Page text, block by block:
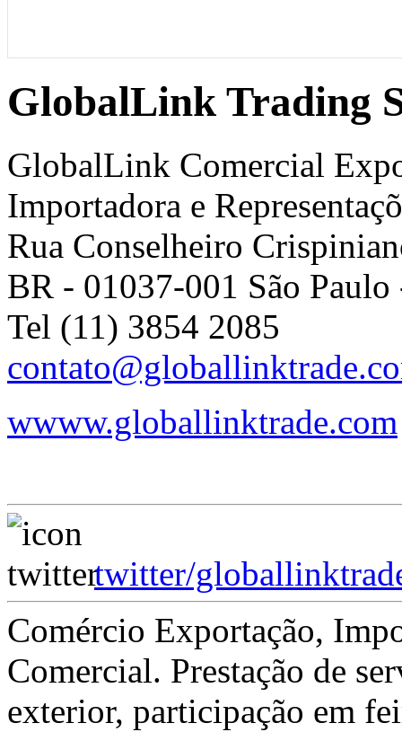
GlobalLink Trading
GlobalLink Comercial
Importadora e
Rua Conselheiro
BR - 01037-001 São Paulo
Tel (11) 3854 2085
wwww.globallinktrade.com
twitter/
Comércio Exportação,
Comercial. Prestação de
exterior, participação em